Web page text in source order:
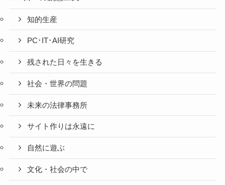
知的生産
PC･IT･AI研究
残された日々を生きる
社会・世界の問題
未来の法律事務所
サイト作りは永遠に
自然に遊ぶ
文化・社会の中で